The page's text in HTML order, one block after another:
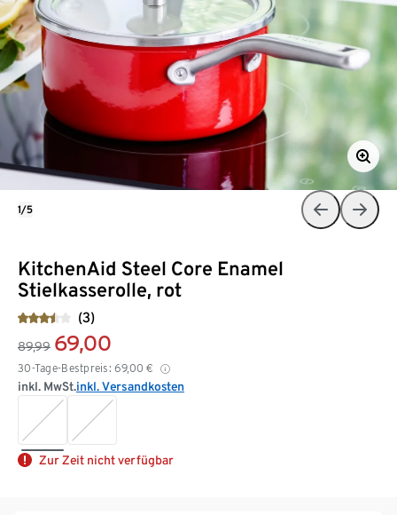
KitchenAid Steel Core Enamel
Stielkasserolle, rot
(3)
89,99 69,00
30-Tage-Bestpreis: 69,00 €
inkl. MwSt.inkl. Versandkosten
Zur Zeit nicht verfügbar
1/5